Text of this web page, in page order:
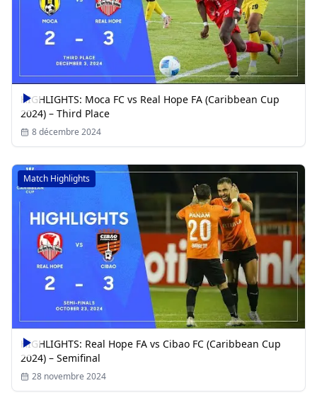
HIGHLIGHTS: Moca FC vs Real Hope FA (Caribbean Cup
2024) – Third Place
8 décembre 2024
Match Highlights
HIGHLIGHTS: Real Hope FA vs Cibao FC (Caribbean Cup
2024) – Semifinal
28 novembre 2024